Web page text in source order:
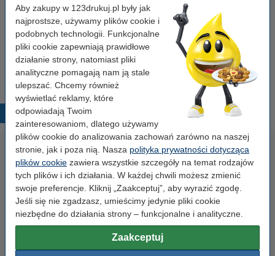
Aby zakupy w 123drukuj.pl były jak
najprostsze, używamy plików cookie i
podobnych technologii. Funkcjonalne
pliki cookie zapewniają prawidłowe
działanie strony, natomiast pliki
analityczne pomagają nam ją stale
ulepszać. Chcemy również
wyświetlać reklamy, które
odpowiadają Twoim
zainteresowaniom, dlatego używamy
plików cookie do analizowania zachowań zarówno na naszej
stronie, jak i poza nią. Nasza polityka prywatności dotycząca
plików cookie zawiera wszystkie szczegóły na temat rodzajów
tych plików i ich działania. W każdej chwili możesz zmienić
swoje preferencje. Kliknij „Zaakceptuj”, aby wyrazić zgodę.
Jeśli się nie zgadzasz, umieścimy jedynie pliki cookie
niezbędne do działania strony – funkcjonalne i analityczne.
Zaakceptuj
Kliknij i sprawdź całą specyfikacje
Zaoszczędź31,1%w porównaniu do wersji oryginalnej!
Dostępny
Zamów na poniedziałek
279,00 zł Zamawiam
DR-243CL bęben światłoczuły /